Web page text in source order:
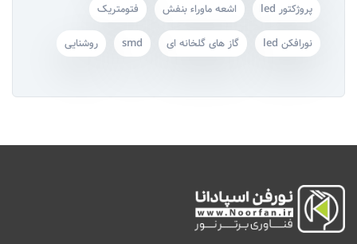
پروژکتور led اشعه ماوراء بنفش فتومتریک
نورافکن led گاز های گلخانه ای smd روشنایی